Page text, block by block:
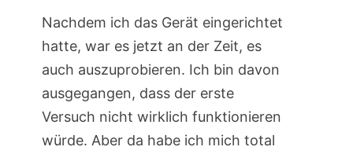
Nachdem ich das Gerät eingerichtet
hatte, war es jetzt an der Zeit, es
auch auszuprobieren. Ich bin davon
ausgegangen, dass der erste
Versuch nicht wirklich funktionieren
würde. Aber da habe ich mich total